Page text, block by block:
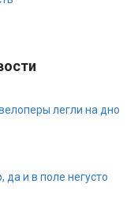
легли на дно
да и в поле негусто